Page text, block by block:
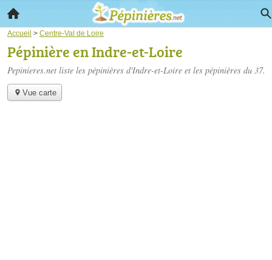
Accueil > Centre-Val de Loire
Pépinière en Indre-et-Loire
Pepinieres.net liste les pépinières d'Indre-et-Loire et les pépinières du 37.
Vue carte